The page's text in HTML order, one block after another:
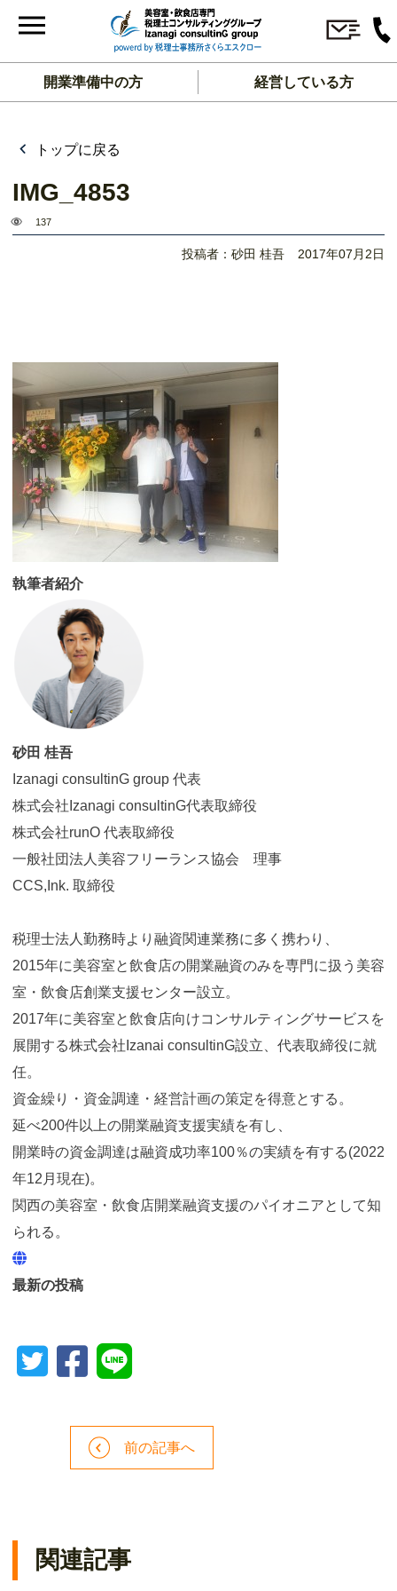
開業準備中の方 経営している方
トップに戻る
IMG_4853
137
投稿者：砂田 桂吾 2017年07月2日
執筆者紹介
砂田 桂吾
Izanagi consultinG group 代表
株式会社Izanagi consultinG代表取締役
株式会社runO 代表取締役
一般社団法人美容フリーランス協会 理事
CCS,Ink. 取締役
税理士法人勤務時より融資関連業務に多く携わり、
2015年に美容室と飲食店の開業融資のみを専門に扱う美容
室・飲食店創業支援センター設立。
2017年に美容室と飲食店向けコンサルティングサービスを
展開する株式会社Izanai consultinG設立、代表取締役に就
任。
資金繰り・資金調達・経営計画の策定を得意とする。
延べ200件以上の開業融資支援実績を有し、
開業時の資金調達は融資成功率100％の実績を有する(2022
年12月現在)。
関西の美容室・飲食店開業融資支援のパイオニアとして知
られる。
最新の投稿
前の記事へ
関連記事